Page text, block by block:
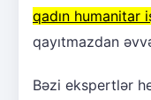
qadın humanitar
qayıtmazdan
Bəzi ekspertlər